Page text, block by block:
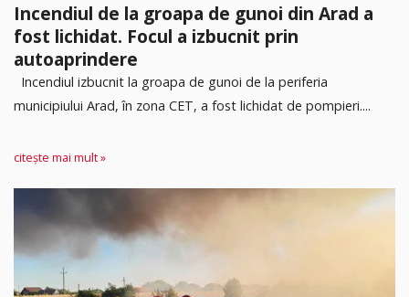
Incendiul de la groapa de gunoi din Arad a
fost lichidat. Focul a izbucnit prin
autoaprindere
Incendiul izbucnit la groapa de gunoi de la periferia
municipiului Arad, în zona CET, a fost lichidat de pompieri....
citește mai mult »